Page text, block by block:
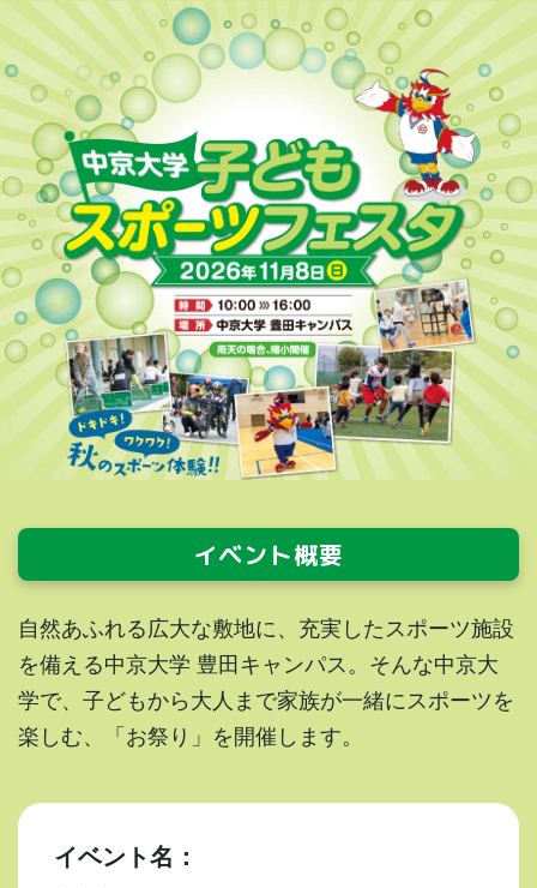
イベント概要
自然あふれる広大な敷地に、充実したスポーツ施設
を備える中京大学 豊田キャンパス。そんな中京大
学で、子どもから大人まで家族が一緒にスポーツを
楽しむ、「お祭り」を開催します。
イベント名：